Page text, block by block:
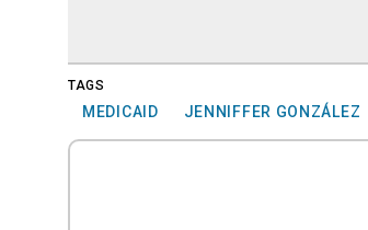
TAGS
MEDICAID JENNIFFER GONZÁLEZ